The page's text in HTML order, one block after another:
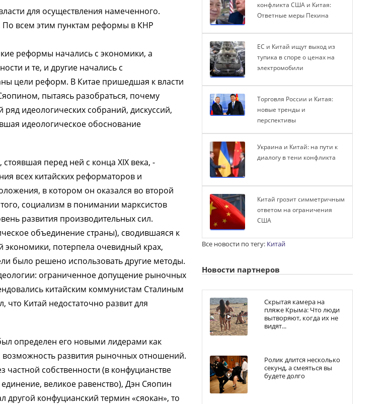
для осуществления намеченного.
По всем этим пунктам реформы в КНР
реформы начались с экономики, а
и те, и другие начались с
цели реформ. В Китае пришедшая к власти
пытаясь разобраться, почему
идеологических собраний, дискуссий,
идеологическое обоснование
перед ней с конца XIX века, -
всех китайских реформаторов и
в котором он оказался во второй
социализм в понимании марксистов
развития производительных сил.
объединение страны), сводившаяся к
потерпела очевидный крах,
было решено использовать другие методы.
ограниченное допущение рыночных
китайским коммунистам Сталиным
что Китай недостаточно развит для
определен его новыми лидерами как
возможность развития рыночных отношений.
собственности (в конфуцианстве
великое равенство), Дэн Сяопин
другой конфуцианский термин «сяокан», то
конфликта США и Китая:
Ответные меры Пекина
ЕС и Китай ищут выход из
тупика в споре о ценах на
электромобили
Торговля России и Китая:
новые тренды и
перспективы
Украина и Китай: на пути к
диалогу в тени конфликта
Китай грозит симметричным
ответом на ограничения
США
Все новости по тегу: Китай
Новости партнеров
Скрытая камера на
пляже Крыма: Что люди
вытворяют, когда их не
видят...
Ролик длится несколько
секунд, а смеяться вы
будете долго